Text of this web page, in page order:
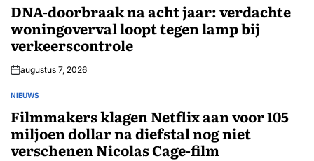
DNA-doorbraak na acht jaar: verdachte
woningoverval loopt tegen lamp bij
verkeerscontrole
augustus 7, 2026
GEPLAATST
NIEUWS
Filmmakers klagen Netflix aan voor 105
miljoen dollar na diefstal nog niet
verschenen Nicolas Cage-film